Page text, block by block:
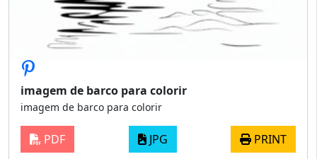
imagem de barco para colorir
imagem de barco para colorir
PDF JPG PRINT